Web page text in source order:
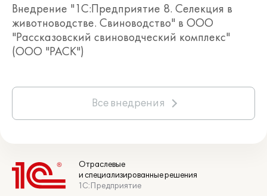
Внедрение "1С:Предприятие 8. Селекция в
животноводстве. Свиноводство" в ООО
"Рассказовский свиноводческий комплекс"
(ООО "РАСК")
Все внедрения
Отраслевые
и специализированные решения
1С:Предприятие